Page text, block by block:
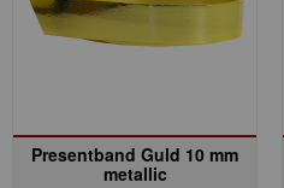
Presentband Guld 10 mm
metallic